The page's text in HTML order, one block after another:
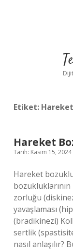
Etiket: Hareket
Hareket
Tarih: Kasım 15, 2024
Hareket
zorluğu
yavaşlaması
(bradikinezi)
sertlik
nasıl